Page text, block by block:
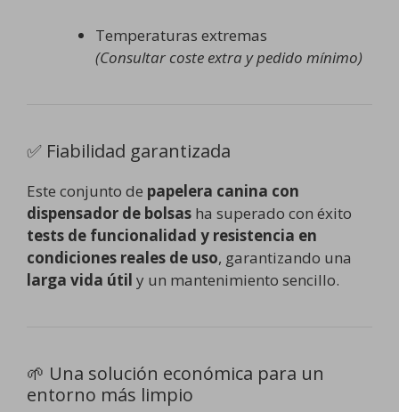
Temperaturas extremas
(Consultar coste extra y pedido mínimo)
✅ Fiabilidad garantizada
Este conjunto de papelera canina con
dispensador de bolsas ha superado con éxito
tests de funcionalidad y resistencia en
condiciones reales de uso, garantizando una
larga vida útil y un mantenimiento sencillo.
🌱 Una solución económica para un
entorno más limpio